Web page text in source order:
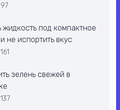
жидкость под компактное
не испортить вкус
зелень свежей в